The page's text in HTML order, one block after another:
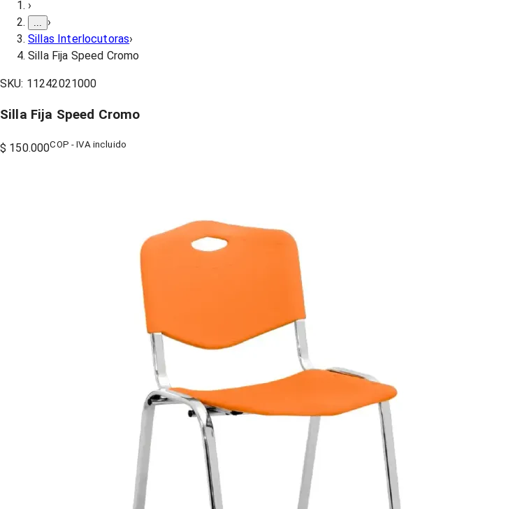
›
›
Sillas Interlocutoras›
Silla Fija Speed Cromo
SKU: 11242021000
Silla Fija Speed Cromo
$ 150.000COP - IVA incluido